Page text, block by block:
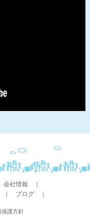
会社情報 ｜
｜ ブログ ｜
保護方針